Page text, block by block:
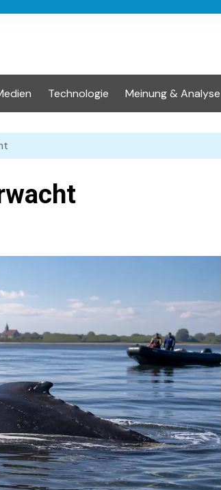
Technologie Meinung & Analyse